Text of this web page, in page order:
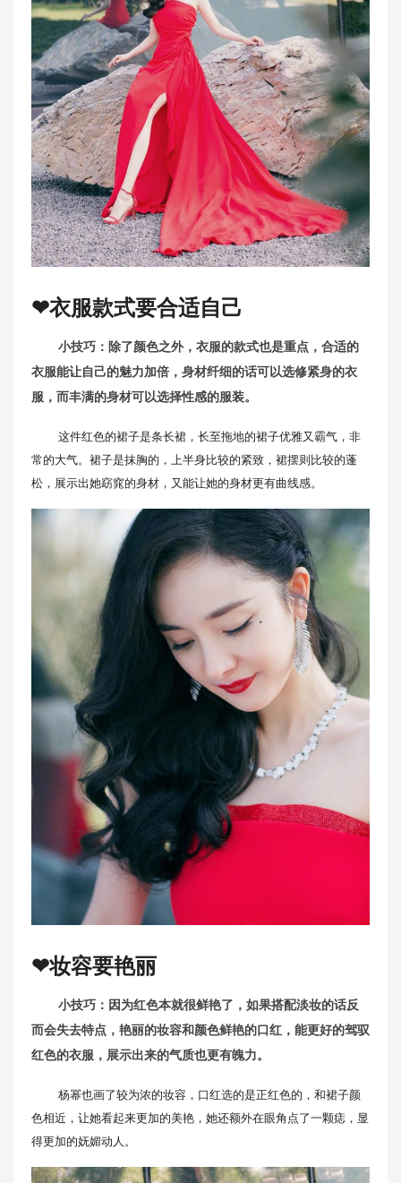
❤衣服款式要合适自己
小技巧：除了颜色之外，衣服的款式也是重点，合适的
衣服能让自己的魅力加倍，身材纤细的话可以选修紧身的衣
服，而丰满的身材可以选择性感的服装。
这件红色的裙子是条长裙，长至拖地的裙子优雅又霸气，非
常的大气。裙子是抹胸的，上半身比较的紧致，裙摆则比较的蓬
松，展示出她窈窕的身材，又能让她的身材更有曲线感。
❤妆容要艳丽
小技巧：因为红色本就很鲜艳了，如果搭配淡妆的话反
而会失去特点，艳丽的妆容和颜色鲜艳的口红，能更好的驾驭
红色的衣服，展示出来的气质也更有魄力。
杨幂也画了较为浓的妆容，口红选的是正红色的，和裙子颜
色相近，让她看起来更加的美艳，她还额外在眼角点了一颗痣，显
得更加的妩媚动人。